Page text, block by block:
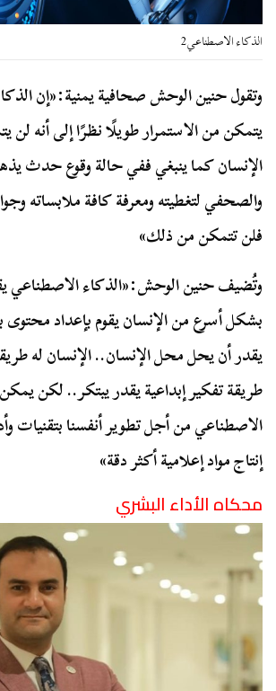
الذكاء الاصطناعي2
وتقول حنين الوحش صحافية يمنية:«إن
يتمكن من الاستمرار طويلًا نظرًا إلى أنه لن
الإنسان كما ينبغي ففي حالة وقوع حدث
والصحفي لتغطيته ومعرفة كافة ملابساته
فلن تتمكن من ذلك»
وتُضيف حنين الوحش:«الذكاء الاصطناعي
بشكل أسرع من الإنسان يقوم بإعداد
يقدر أن يحل محل الإنسان.. الإنسان له
طريقة تفكير إبداعية يقدر يبتكر.. لكن
الاصطناعي من أجل تطوير أنفسنا بتقنيات
إنتاج مواد إعلامية أكثر دقة»
محكاه الأداء البشري